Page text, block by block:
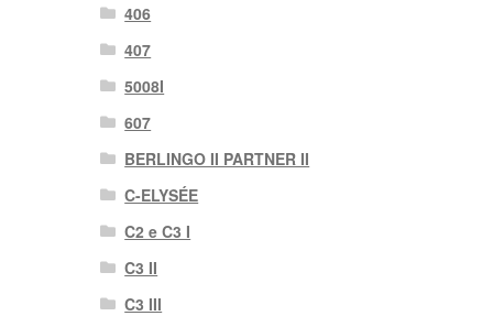
406
407
5008I
607
BERLINGO II PARTNER II
C-ELYSÉE
C2 e C3 I
C3 II
C3 III